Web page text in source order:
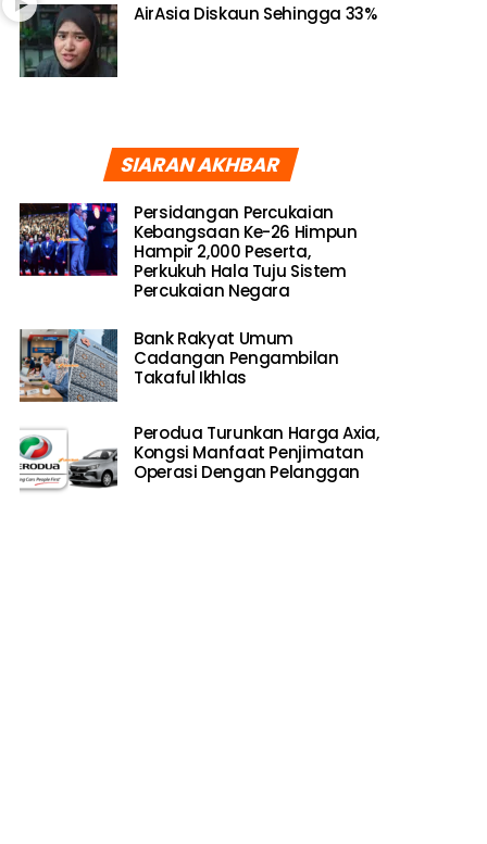
AirAsia Diskaun Sehingga 33%
SIARAN AKHBAR
Persidangan Percukaian
Kebangsaan Ke-26 Himpun
Hampir 2,000 Peserta,
Perkukuh Hala Tuju Sistem
Percukaian Negara
Bank Rakyat Umum
Cadangan Pengambilan
Takaful Ikhlas
Perodua Turunkan Harga Axia,
Kongsi Manfaat Penjimatan
Operasi Dengan Pelanggan